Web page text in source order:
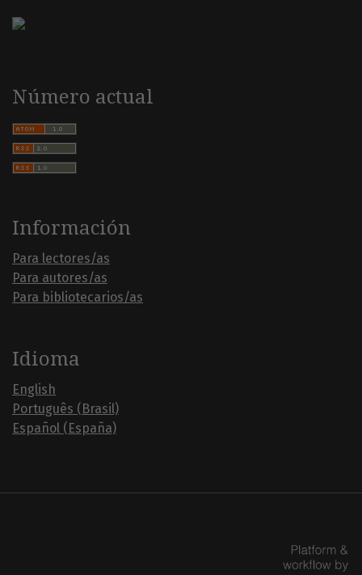
Número actual
Información
Para lectores/as
Para autores/as
Para bibliotecarios/as
Idioma
English
Português (Brasil)
Español (España)